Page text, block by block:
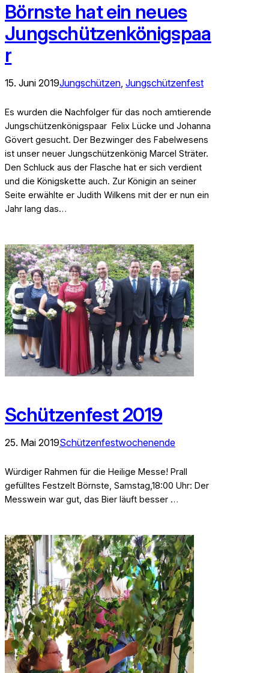
Börnste hat ein neues
Jungschützenkönigspaa
r
15. Juni 2019Jungschützen, Jungschützenfest
Es wurden die Nachfolger für das noch amtierende
Jungschützenkönigspaar Felix Lücke und Johanna
Gövert gesucht. Der Bezwinger des Fabelwesens
ist unser neuer Jungschützenkönig Marcel Sträter.
Den Schluck aus der Flasche hat er sich verdient
und die Königskette auch. Zur Königin an seiner
Seite erwählte er Judith Wilkens mit der er nun ein
Jahr lang das…
Schützenfest 2019
25. Mai 2019Schützenfestwochenende
Würdiger Rahmen für die Heilige Messe! Prall
gefülltes Festzelt Börnste, Samstag,18:00 Uhr: Der
Messwein war gut, das Bier läuft besser …